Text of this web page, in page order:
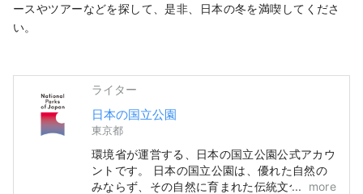
ースやツアーなどを探して、是非、日本の冬を満喫してくださ
い。
ライター
日本の国立公園
東京都
環境省が運営する、日本の国立公園公式アカウ
ントです。 日本の国立公園は、優れた自然の
みならず、その自然に育まれた伝統文化や食な
more